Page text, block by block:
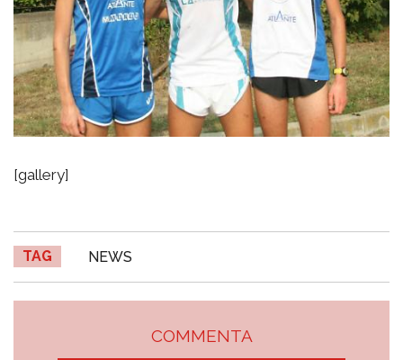
[gallery]
TAG NEWS
COMMENTA